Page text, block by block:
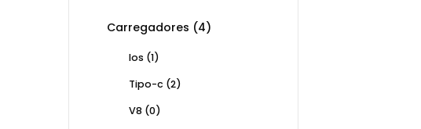
Carregadores (4)
Ios (1)
Tipo-c (2)
V8 (0)